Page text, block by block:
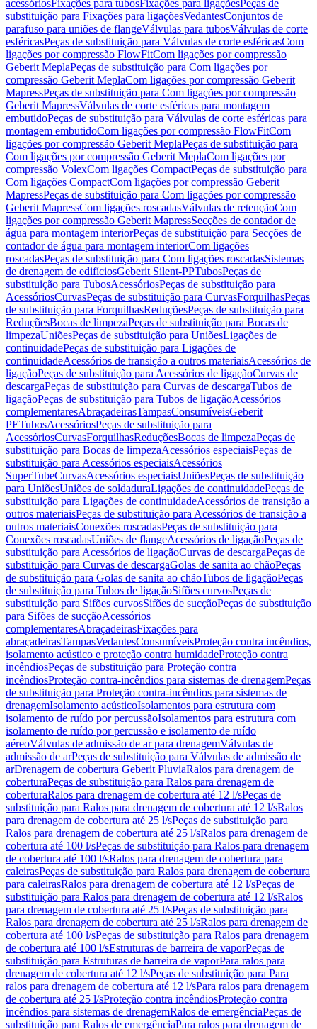
acessóriosFixações para tubosFixações para ligaçõesPeças de
substituição para Fixações para ligaçõesVedantesConjuntos de
parafuso para uniões de flangeVálvulas para tubosVálvulas de corte
esféricasPeças de substituição para Válvulas de corte esféricasCom
ligações por compressão FlowFitCom ligações por compressão
Geberit MeplaPeças de substituição para Com ligações por
compressão Geberit MeplaCom ligações por compressão Geberit
MapressPeças de substituição para Com ligações por compressão
Geberit MapressVálvulas de corte esféricas para montagem
embutidoPeças de substituição para Válvulas de corte esféricas para
montagem embutidoCom ligações por compressão FlowFitCom
ligações por compressão Geberit MeplaPeças de substituição para
Com ligações por compressão Geberit MeplaCom ligações por
compressão VolexCom ligações CompactPeças de substituição para
Com ligações CompactCom ligações por compressão Geberit
MapressPeças de substituição para Com ligações por compressão
Geberit MapressCom ligações roscadasVálvulas de retençãoCom
ligações por compressão Geberit MapressSecções de contador de
água para montagem interiorPeças de substituição para Secções de
contador de água para montagem interiorCom ligações
roscadasPeças de substituição para Com ligações roscadasSistemas
de drenagem de edifíciosGeberit Silent-PPTubosPeças de
substituição para TubosAcessóriosPeças de substituição para
AcessóriosCurvasPeças de substituição para CurvasForquilhasPeças
de substituição para ForquilhasReduçõesPeças de substituição para
ReduçõesBocas de limpezaPeças de substituição para Bocas de
limpezaUniõesPeças de substituição para UniõesLigações de
continuidadePeças de substituição para Ligações de
continuidadeAcessórios de transição a outros materiaisAcessórios de
ligaçãoPeças de substituição para Acessórios de ligaçãoCurvas de
descargaPeças de substituição para Curvas de descargaTubos de
ligaçãoPeças de substituição para Tubos de ligaçãoAcessórios
complementaresAbraçadeirasTampasConsumíveisGeberit
PETubosAcessóriosPeças de substituição para
AcessóriosCurvasForquilhasReduçõesBocas de limpezaPeças de
substituição para Bocas de limpezaAcessórios especiaisPeças de
substituição para Acessórios especiaisAcessórios
SuperTubeCurvasAcessórios especiaisUniõesPeças de substituição
para UniõesUniões de soldaduraLigações de continuidadePeças de
substituição para Ligações de continuidadeAcessórios de transição a
outros materiaisPeças de substituição para Acessórios de transição a
outros materiaisConexões roscadasPeças de substituição para
Conexões roscadasUniões de flangeAcessórios de ligaçãoPeças de
substituição para Acessórios de ligaçãoCurvas de descargaPeças de
substituição para Curvas de descargaGolas de sanita ao chãoPeças
de substituição para Golas de sanita ao chãoTubos de ligaçãoPeças
de substituição para Tubos de ligaçãoSifões curvosPeças de
substituição para Sifões curvosSifões de sucçãoPeças de substituição
para Sifões de sucçãoAcessórios
complementaresAbraçadeirasFixações para
abraçadeirasTampasVedantesConsumíveisProteção contra incêndios,
isolamento acústico e proteção contra humidadeProteção contra
incêndiosPeças de substituição para Proteção contra
incêndiosProteção contra-incêndios para sistemas de drenagemPeças
de substituição para Proteção contra-incêndios para sistemas de
drenagemIsolamento acústicoIsolamentos para estrutura com
isolamento de ruído por percussãoIsolamentos para estrutura com
isolamento de ruído por percussão e isolamento de ruído
aéreoVálvulas de admissão de ar para drenagemVálvulas de
admissão de arPeças de substituição para Válvulas de admissão de
arDrenagem de cobertura Geberit PluviaRalos para drenagem de
coberturaPeças de substituição para Ralos para drenagem de
coberturaRalos para drenagem de cobertura até 12 l/sPeças de
substituição para Ralos para drenagem de cobertura até 12 l/sRalos
para drenagem de cobertura até 25 l/sPeças de substituição para
Ralos para drenagem de cobertura até 25 l/sRalos para drenagem de
cobertura até 100 l/sPeças de substituição para Ralos para drenagem
de cobertura até 100 l/sRalos para drenagem de cobertura para
caleirasPeças de substituição para Ralos para drenagem de cobertura
para caleirasRalos para drenagem de cobertura até 12 l/sPeças de
substituição para Ralos para drenagem de cobertura até 12 l/sRalos
para drenagem de cobertura até 25 l/sPeças de substituição para
Ralos para drenagem de cobertura até 25 l/sRalos para drenagem de
cobertura até 100 l/sPeças de substituição para Ralos para drenagem
de cobertura até 100 l/sEstruturas de barreira de vaporPeças de
substituição para Estruturas de barreira de vaporPara ralos para
drenagem de cobertura até 12 l/sPeças de substituição para Para
ralos para drenagem de cobertura até 12 l/sPara ralos para drenagem
de cobertura até 25 l/sProteção contra incêndiosProteção contra
incêndios para sistemas de drenagemRalos de emergênciaPeças de
substituição para Ralos de emergênciaPara ralos para drenagem de